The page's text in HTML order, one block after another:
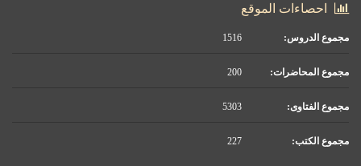
احصاءات الموقع
مجموع الدروس:
مجموع المحاضرات:
مجموع الفتاوى:
مجموع الكتب: